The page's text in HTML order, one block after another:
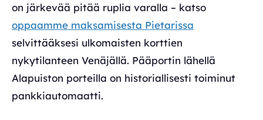
on järkevää pitää ruplia varalla – katso
oppaamme maksamisesta Pietarissa
selvittääksesi ulkomaisten korttien
nykytilanteen Venäjällä. Pääportin lähellä
Alapuiston porteilla on historiallisesti toiminut
pankkiautomaatti.